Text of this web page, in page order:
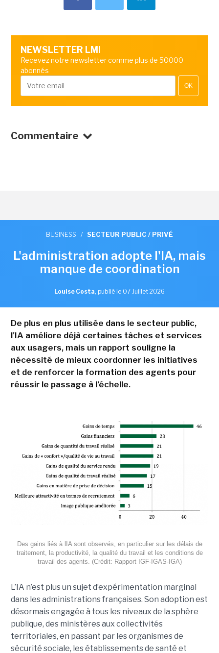
NEWSLETTER LMI
Recevez notre newsletter comme plus de 50000
abonnés
OK
Commentaire
BUSINESS / SECTEUR PUBLIC / PRIVÉ
L'administration adopte l'IA, mais
manque de coordination
Louise Costa, publié le 07 Juillet 2026
De plus en plus utilisée dans le secteur public,
l'IA améliore déjà certaines tâches et services
aux usagers, mais un rapport souligne la
nécessité de mieux coordonner les initiatives
et de renforcer la formation des agents pour
réussir le passage à l'échelle.
Des gains liés à lIA sont observés, en particulier sur les délais de
traitement, la productivité, la qualité du travail et les conditions de
travail des agents. (Crédit: Rapport IGF-IGAS-IGA)
L’IA n’est plus un sujet d’expérimentation marginal
dans les administrations françaises. Son adoption est
désormais engagée à tous les niveaux de la sphère
publique, des ministères aux collectivités
territoriales, en passant par les organismes de
sécurité sociale, les établissements de santé et